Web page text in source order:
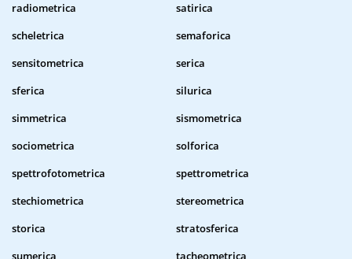
radiometrica
satirica
scheletrica
semaforica
sensitometrica
serica
sferica
silurica
simmetrica
sismometrica
sociometrica
solforica
spettrofotometrica
spettrometrica
stechiometrica
stereometrica
storica
stratosferica
sumerica
tacheometrica